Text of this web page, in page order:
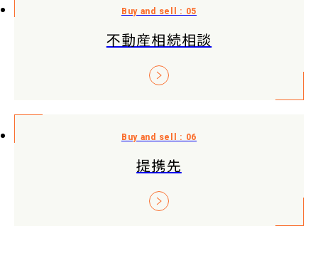
不動産相続相談
提携先